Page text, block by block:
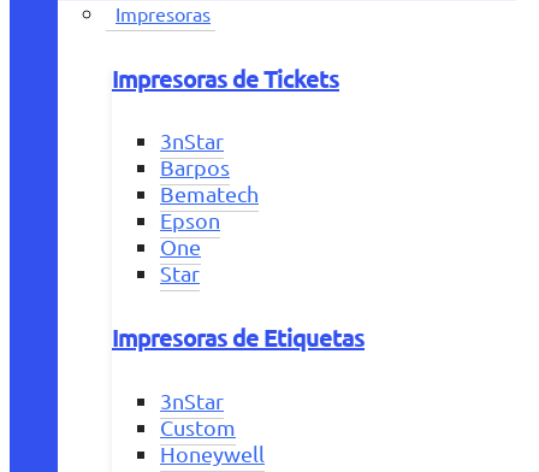
Impresoras
Impresoras de Tickets
3nStar
Barpos
Bematech
Epson
One
Star
Impresoras de Etiquetas
3nStar
Custom
Honeywell